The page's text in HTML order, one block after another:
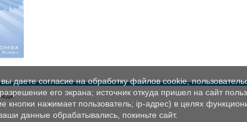
даете согласие на обработку файлов cookie,
его экрана; источник откуда пришел на сайт
кнопки нажимает пользователь; ip-адрес) в целях
данные обрабатывались, покиньте сайт.